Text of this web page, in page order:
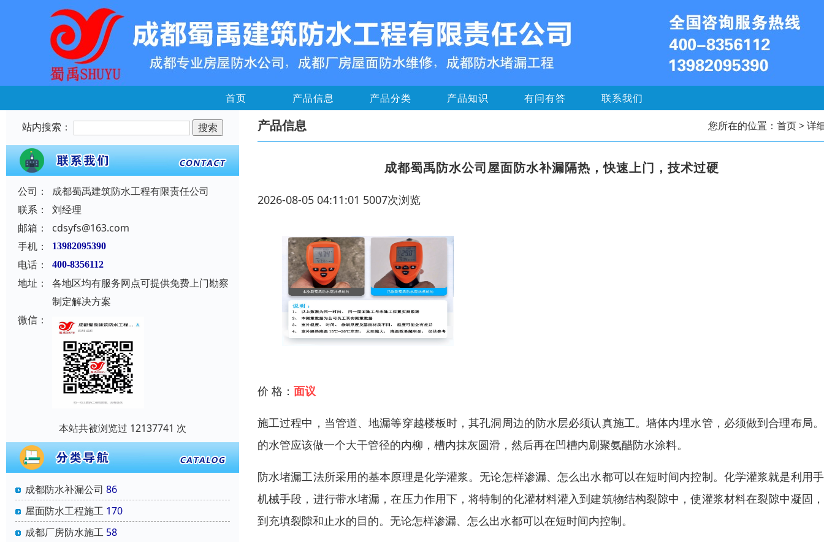
首页 产品信息 产品分类 产品知识 有问有答 联系我们
站内搜索：
公司：
成都蜀禹建筑防水工程有限责任公司
联系：
刘经理
邮箱：
cdsyfs@163.com
手机：
13982095390
电话： 400-8356112
地址：
各地区均有服务网点可提供免费上门勘察
制定解决方案
微信：
本站共被浏览过 12137741 次
成都防水补漏公司 86
屋面防水工程施工 170
成都厂房防水施工 58
产品信息 您所在的位置： 首页> 详
成都蜀禹防水公司屋面防水补漏隔热，快速上门，技术过硬
2026-08-05 04:11:01 5007次浏览
价 格： 面议
施工过程中，当管道、地漏等穿越楼板时，其孔洞周边的防水层必须认真施工。墙体内埋水管，必须做到合理布局
的水管应该做一个大干管径的内柳，槽内抹灰圆滑，然后再在凹槽内刷聚氨醋防水涂料。
防水堵漏工法所采用的基本原理是化学灌浆。无论怎样渗漏、怎么出水都可以在短时间内控制。化学灌浆就是利用
机械手段，进行带水堵漏，在压力作用下，将特制的化灌材料灌入到建筑物结构裂隙中，使灌浆材料在裂隙中凝固
到充填裂隙和止水的目的。无论怎样渗漏、怎么出水都可以在短时间内控制。